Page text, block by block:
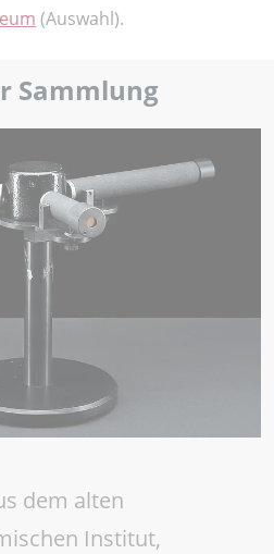
(Auswahl).
Sammlung
dem alten
Institut,